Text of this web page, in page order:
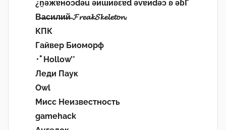
¿n̯ǝжɐноɔdǝu ǝиɯиʚεɐd ǝvɐиdǝɔ ʚ ǝɓГ
В̶а̶с̶и̶л̶и̶й̶ 𝓕𝓻𝓮𝓪𝓴𝓢𝓴𝓮𝓵𝓮𝓽𝓸𝓷.
КПК
Гайвер Биоморф
･ﾟHollow’°
Леди Паук
Owl
Мисс Неизвестность
gamehack